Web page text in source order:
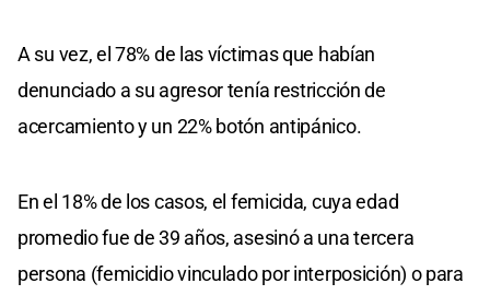
A su vez, el 78% de las víctimas que habían
denunciado a su agresor tenía restricción de
acercamiento y un 22% botón antipánico.
En el 18% de los casos, el femicida, cuya edad
promedio fue de 39 años, asesinó a una tercera
persona (femicidio vinculado por interposición) o para